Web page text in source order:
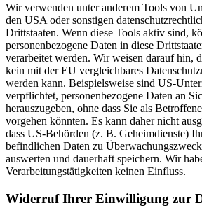
Wir verwenden unter anderem Tools von
den USA oder sonstigen
Drittstaaten. Wenn diese Tools aktiv sind,
personenbezogene Daten in diese
verarbeitet werden. Wir weisen darauf hin,
kein mit der EU vergleichbares
werden kann. Beispielsweise sind US-
verpflichtet, personenbezogene Daten an
herauszugeben, ohne dass Sie als
vorgehen könnten. Es kann daher nicht
dass US-Behörden (z. B. Geheimdienste)
befindlichen Daten zu
auswerten und dauerhaft speichern. Wir
Verarbeitungstätigkeiten keinen Einfluss.
Widerruf Ihrer Einwilligung zur